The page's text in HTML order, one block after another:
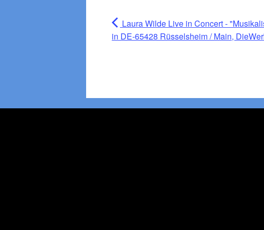
Laura Wilde Live in Concert -
in DE-65428 Rüsselsheim / Main,